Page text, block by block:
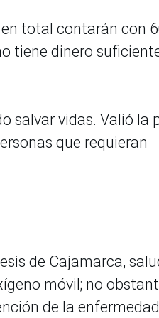
total contarán con
tiene dinero
salvar vidas. Valió la
que requieran
de Cajamarca,
móvil; no
de la